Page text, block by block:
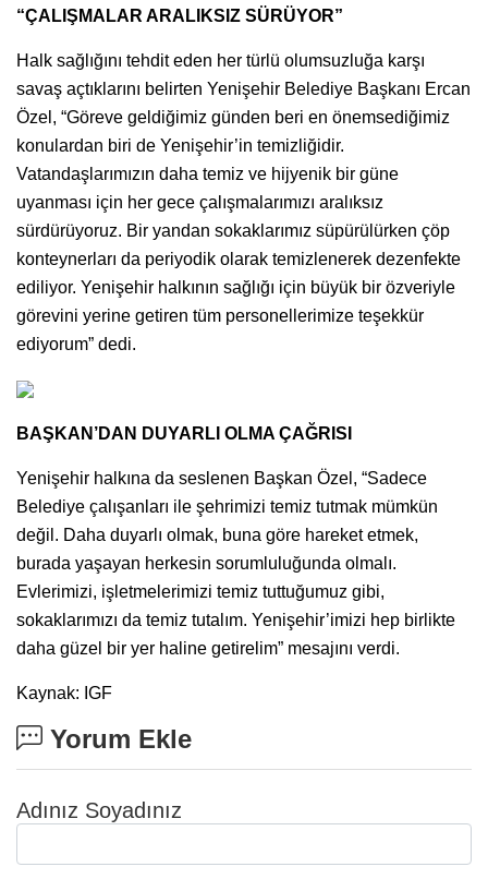
“ÇALIŞMALAR ARALIKSIZ SÜRÜYOR”
Halk sağlığını tehdit eden her türlü olumsuzluğa karşı
savaş açtıklarını belirten Yenişehir Belediye Başkanı Ercan
Özel, “Göreve geldiğimiz günden beri en önemsediğimiz
konulardan biri de Yenişehir’in temizliğidir.
Vatandaşlarımızın daha temiz ve hijyenik bir güne
uyanması için her gece çalışmalarımızı aralıksız
sürdürüyoruz. Bir yandan sokaklarımız süpürülürken çöp
konteynerları da periyodik olarak temizlenerek dezenfekte
ediliyor. Yenişehir halkının sağlığı için büyük bir özveriyle
görevini yerine getiren tüm personellerimize teşekkür
ediyorum” dedi.
BAŞKAN’DAN DUYARLI OLMA ÇAĞRISI
Yenişehir halkına da seslenen Başkan Özel, “Sadece
Belediye çalışanları ile şehrimizi temiz tutmak mümkün
değil. Daha duyarlı olmak, buna göre hareket etmek,
burada yaşayan herkesin sorumluluğunda olmalı.
Evlerimizi, işletmelerimizi temiz tuttuğumuz gibi,
sokaklarımızı da temiz tutalım. Yenişehir’imizi hep birlikte
daha güzel bir yer haline getirelim” mesajını verdi.
Kaynak: IGF
Yorum Ekle
Adınız Soyadınız